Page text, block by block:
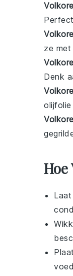
ze
Denk
olijfolie